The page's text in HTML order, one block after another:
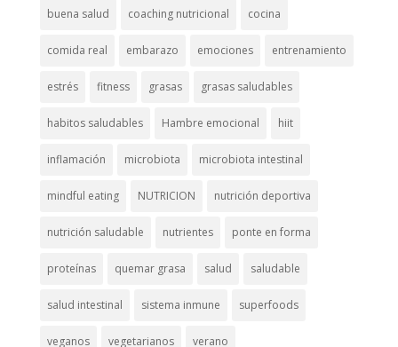
buena salud coaching nutricional cocina
comida real embarazo emociones entrenamiento
estrés fitness grasas grasas saludables
habitos saludables Hambre emocional hiit
inflamación microbiota microbiota intestinal
mindful eating NUTRICION nutrición deportiva
nutrición saludable nutrientes ponte en forma
proteínas quemar grasa salud saludable
salud intestinal sistema inmune superfoods
veganos vegetarianos verano